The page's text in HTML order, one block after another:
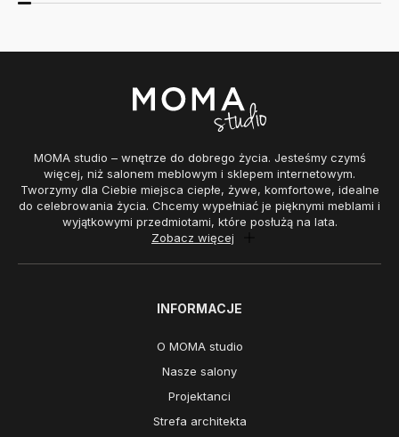
MOMA studio – wnętrze do dobrego życia. Jesteśmy czymś
więcej, niż salonem meblowym i sklepem internetowym.
Tworzymy dla Ciebie miejsca ciepłe, żywe, komfortowe, idealne
do celebrowania życia. Chcemy wypełniać je pięknymi meblami i
wyjątkowymi przedmiotami, które posłużą na lata.
Zobacz więcej
INFORMACJE
O MOMA studio
Nasze salony
Projektanci
Strefa architekta